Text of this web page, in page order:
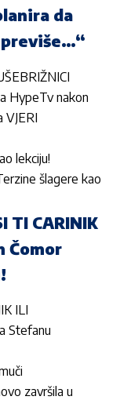
da
previše…“
HypeTv nakon
VJERI
lekciju!
šlagere kao
TI CARINIK
Čomor
ILI
Stefanu
završila u